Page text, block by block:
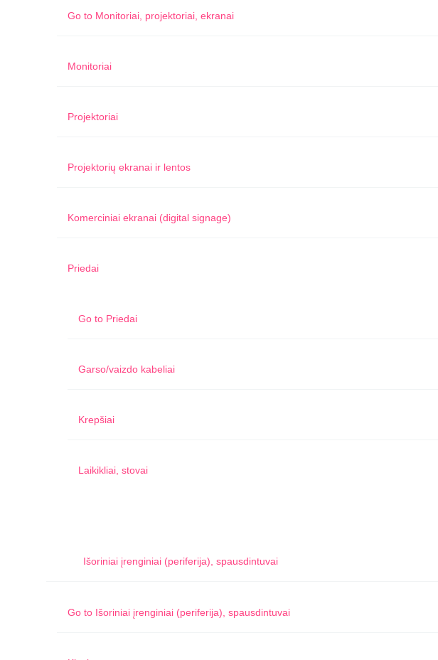
Go to Monitoriai, projektoriai, ekranai
Monitoriai
Projektoriai
Projektorių ekranai ir lentos
Komerciniai ekranai (digital signage)
Priedai
Go to Priedai
Garso/vaizdo kabeliai
Krepšiai
Laikikliai, stovai
Išoriniai įrenginiai (periferija), spausdintuvai
Go to Išoriniai įrenginiai (periferija), spausdintuvai